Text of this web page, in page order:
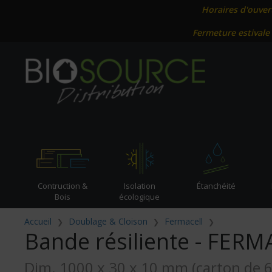
Horaires
Fermeture estivale
Contruction &
Bois
Isolation
écologique
Étanchéité
Accueil Doublage & Cloison Fermacell
Bande résiliente -
Dim. 1000 x 30 x 10 mm (carton de